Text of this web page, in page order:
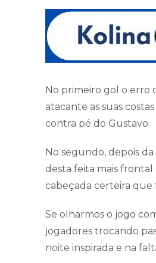
No primeiro gol o erro
atacante as suas
contra pé do Gustavo.
No segundo, depois
desta feita mais
cabeçada certeira que
Se olharmos o jogo
jogadores trocando
noite inspirada e na